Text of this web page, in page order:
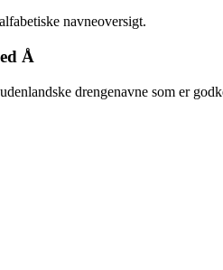
navneoversigt.
Å
drengenavne som er